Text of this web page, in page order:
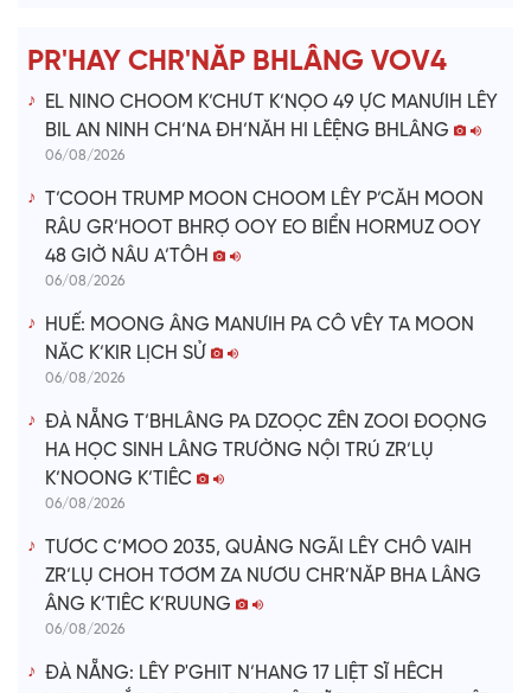
e
o
PR'HAY CHR'NĂP BHLÂNG VOV4
EL NINO CHOOM K’CHƯT K’NỌO 49 ỰC MANƯIH LÊY
BIL AN NINH CH’NA ĐH’NĂH HI LÊỆNG BHLÂNG
06/08/2026
T’COOH TRUMP MOON CHOOM LÊY P’CĂH MOON
RÂU GR’HOOT BHRỢ OOY EO BIỂN HORMUZ OOY
48 GIỜ NÂU A’TÔH
06/08/2026
HUẾ: MOONG ÂNG MANƯIH PA CÔ VÊY TA MOON
NĂC K’KIR LỊCH SỬ
06/08/2026
ĐÀ NẴNG T’BHLÂNG PA DZOỌC ZÊN ZOOI ĐOỌNG
HA HỌC SINH LÂNG TRƯỜNG NỘI TRÚ ZR’LỤ
K’NOONG K’TIÊC
06/08/2026
TƯƠC C’MOO 2035, QUẢNG NGÃI LÊY CHÔ VAIH
ZR’LỤ CHOH TƠƠM ZA NƯƠU CHR’NĂP BHA LÂNG
ÂNG K’TIÊC K’RUUNG
06/08/2026
ĐÀ NẴNG: LÊY P'GHIT N’HANG 17 LIỆT SĨ HÊCH